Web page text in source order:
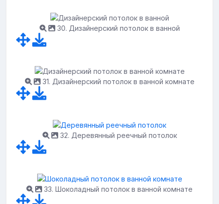
30. Дизайнерский потолок в ванной
31. Дизайнерский потолок в ванной комнате
32. Деревянный реечный потолок
33. Шоколадный потолок в ванной комнате